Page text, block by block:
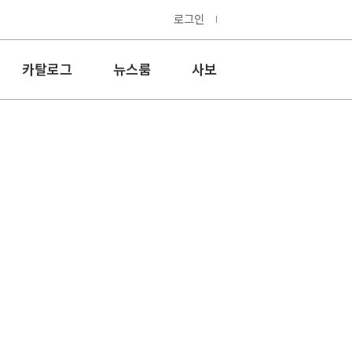
로그인
카탈로그 뉴스룸 사보